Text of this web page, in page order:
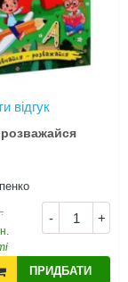
відгук
- +
ПРИДБАТИ